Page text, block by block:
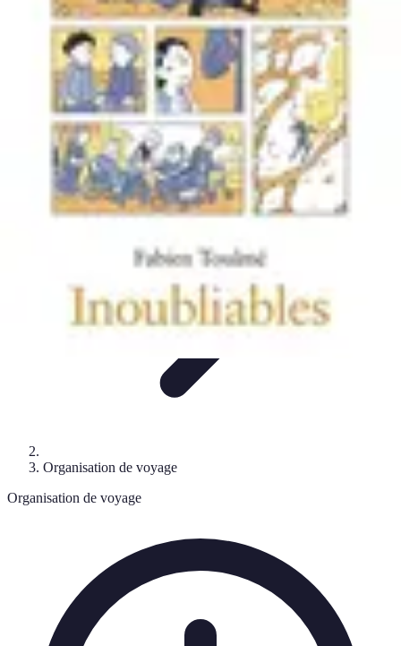
Vacances Inoubliables
PlanificationDestinations FamilleConseils
Activités Conseils et Astuces
Vacances Inoubliables
Organisation de voyage
Organisation de voyage